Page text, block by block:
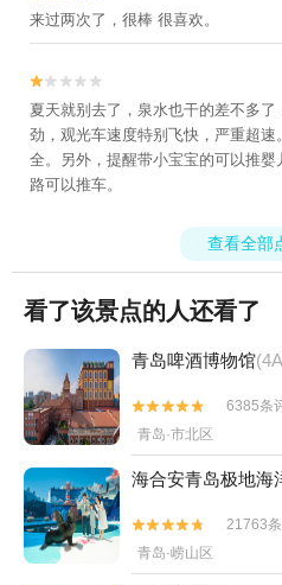
来过两次了，很棒 很喜欢。


夏天就别去了，泉水也干的差不多
劲，观光车速度特别飞快，严重超
全。另外，提醒带小宝宝的可以推
路可以推车。
查看全部
看了该景点的人还看了
青岛啤酒博物馆


6385条
青岛·市北区
海合安青岛极地海


21763
青岛·崂山区